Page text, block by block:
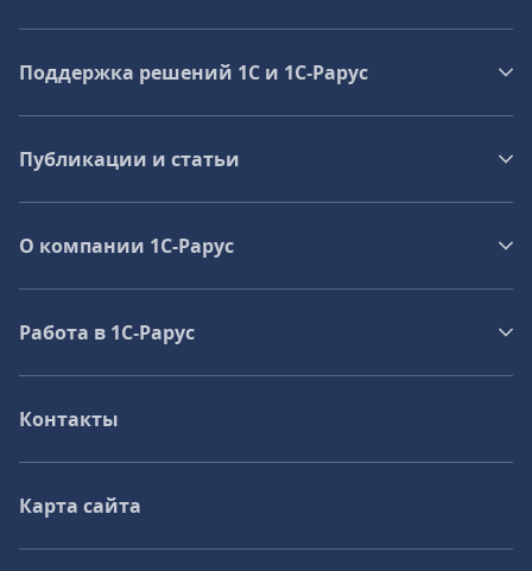
Поддержка решений 1С и 1С‑Рарус
Публикации и статьи
О компании 1C-Рарус
Работа в 1С‑Рарус
Контакты
Карта сайта